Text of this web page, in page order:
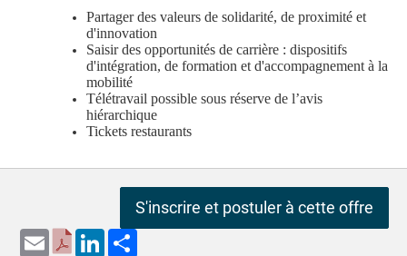
Partager des valeurs de solidarité, de proximité et
d'innovation
Saisir des opportunités de carrière : dispositifs
d'intégration, de formation et d'accompagnement à la
mobilité
Télétravail possible sous réserve de l’avis
hiérarchique
Tickets restaurants
S'inscrire et postuler à cette offre
Email LinkedIn